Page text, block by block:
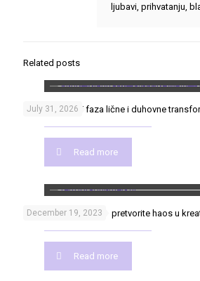
ljubavi, prihvatanju,
Related posts
July 31, 2026
Put heroja – 17 faza lične i duhovne
Read more
December 19, 2023
Retrogradni Merkur – pretvorite haos u
Read more